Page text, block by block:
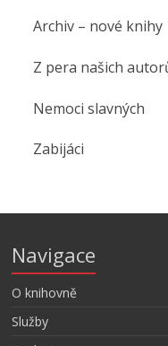
Archiv – nové knihy
Z pera našich
Nemoci slavných
Zabijáci
Navigace
O knihovně
Služby